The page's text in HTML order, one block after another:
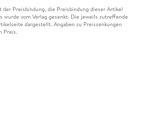
Preisbindung, die Preisbindung dieser Artikel
wurde vom Verlag gesenkt. Die jeweils zutreffende
dargestellt. Angaben zu Preissenkungen
Preis.